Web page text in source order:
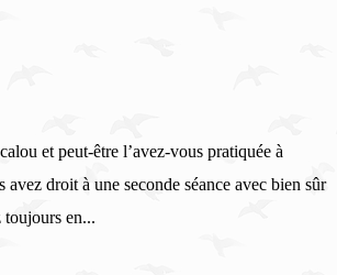
et peut-être l’avez-vous pratiquée à
droit à une seconde séance avec bien sûr
en...